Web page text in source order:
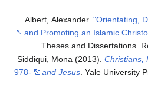
Albert, Alexander."Orientating,
and Promoting an Islamic
Theses and Dissertations .
.
Siddiqui, Mona (2013).Christians,
and Jesus. Yale University
978-